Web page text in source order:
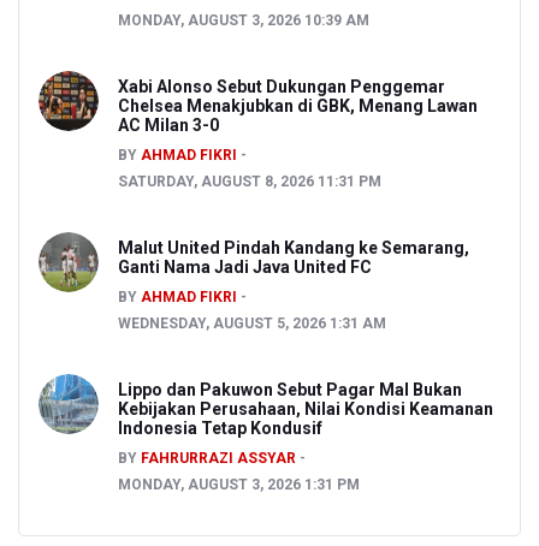
MONDAY, AUGUST 3, 2026 10:39 AM
Xabi Alonso Sebut Dukungan Penggemar
Chelsea Menakjubkan di GBK, Menang Lawan
AC Milan 3-0
BY AHMAD FIKRI
SATURDAY, AUGUST 8, 2026 11:31 PM
Malut United Pindah Kandang ke Semarang,
Ganti Nama Jadi Java United FC
BY AHMAD FIKRI
WEDNESDAY, AUGUST 5, 2026 1:31 AM
Lippo dan Pakuwon Sebut Pagar Mal Bukan
Kebijakan Perusahaan, Nilai Kondisi Keamanan
Indonesia Tetap Kondusif
BY FAHRURRAZI ASSYAR
MONDAY, AUGUST 3, 2026 1:31 PM